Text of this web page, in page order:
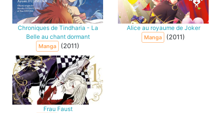
Chroniques de Tindharia - La
Belle au chant dormant
Manga (2011)
Alice au royaume de Joker
Manga (2011)
Frau Faust